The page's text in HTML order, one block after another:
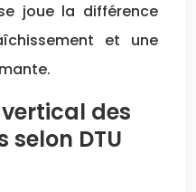
joue la différence
et une
des
DTU